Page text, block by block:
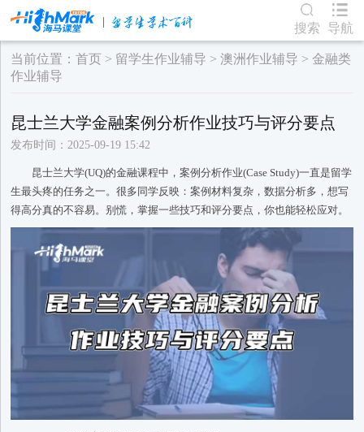
搜索 导航
当前位置：首页 > 留学生作业辅导 >澳洲作业辅导 > 金融类
作业辅导
昆士兰大学金融案例分析作业技巧与评分要点
发布时间：2025-09-19 15:42
昆士兰大学(UQ)的金融课程中，案例分析作业(Case Study)一直是留学
生最头疼的任务之一。很多同学反映：案例材料复杂，数据分析多，想写
得高分真的不容易。别慌，掌握一些技巧和评分要点，你也能轻松应对。